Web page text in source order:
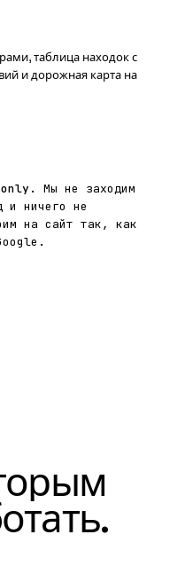
таблица находок с
и дорожная карта на
only.
Мы не заходим
и ничего не
на сайт так, как
.